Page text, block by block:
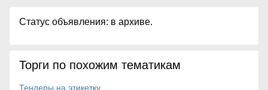
Статус объявления: в архиве.
Торги по похожим тематикам
Тендеры на этикетку